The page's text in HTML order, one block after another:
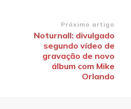
Próximo artigo
Noturnall: divulgado
segundo vídeo de
gravação de novo
álbum com Mike
Orlando